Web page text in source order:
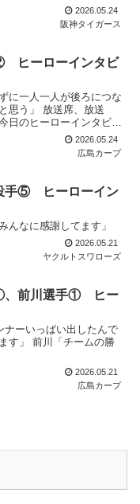
2026.05.24
阪神タイガース
ヒーローインタビ
に一人一人が後ろにつな
思う」 放送席、放送
日のヒーローインタビュ
らしいバッ...
2026.05.24
広島カープ
手⑤ ヒーローイン
んなに感謝してます」
2026.05.21
ヤクルトスワローズ
、前川選手① ヒー
ナーいっぱい出したんで
す」 前川「チームの勝
2026.05.21
広島カープ